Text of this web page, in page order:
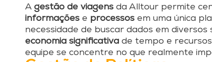
A gestão de viagens da Alltour permite
informações e processos em uma única
necessidade de buscar dados em diversos
economia significativa de tempo e
equipe se concentre no que realmente